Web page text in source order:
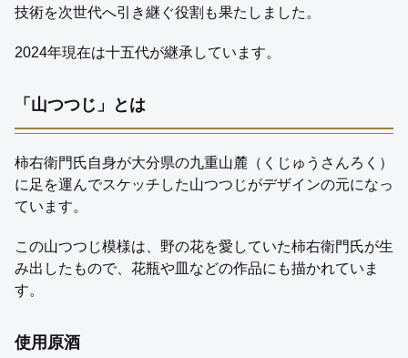
技術を次世代へ引き継ぐ役割も果たしました。
2024年現在は十五代が継承しています。
「山つつじ」とは
柿右衛門氏自身が大分県の九重山麓（くじゅうさんろく）
に足を運んでスケッチした山つつじがデザインの元になっ
ています。
この山つつじ模様は、野の花を愛していた柿右衛門氏が生
み出したもので、花瓶や皿などの作品にも描かれていま
す。
使用原酒